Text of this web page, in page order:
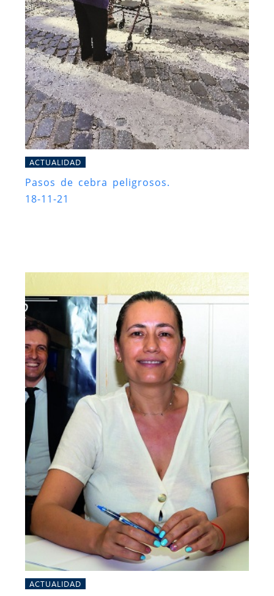
ACTUALIDAD
Pasos de cebra peligrosos.
18-11-21
ACTUALIDAD